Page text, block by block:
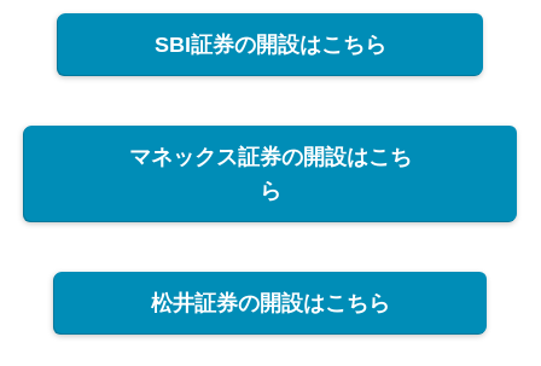
SBI証券の開設はこちら
マネックス証券の開設はこち
ら
松井証券の開設はこちら